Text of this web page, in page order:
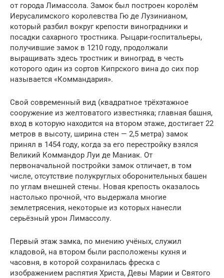
от города Лимассола. Замок был построен королём
Иерусалимского королевства Гю де Лузинианом,
который разбил вокруг крепости виноградники и
посадки сахарного тростника. Рыцари-госпитальеры,
получившие замок в 1210 году, продолжали
выращивать здесь тростник и виноград, в честь
которого один из сортов Кипрского вина до сих пор
называется «Коммандария».
Свой современный вид (квадратное трёхэтажное
сооружение из желтоватого известняка; главная башня,
вход в которую находится на втором этаже, достигает 22
метров в высоту, ширина стен — 2,5 метра) замок
принял в 1454 году, когда за его перестройку взялся
Великий Коммандор Луи де Маниак. От
первоначальной постройки замок отличает, в том
числе, отсутствие полукруглых оборонительных башен
по углам внешней стены. Новая крепость оказалось
настолько прочной, что выдержала многие
землетрясения, некоторые из которых нанесли
серьёзный урон Лимассолу.
Первый этаж замка, по мнению учёных, служил
кладовой, на втором были расположены кухня и
часовня, в которой сохранилась фреска с
изображением распятия Христа, Девы Марии и Святого